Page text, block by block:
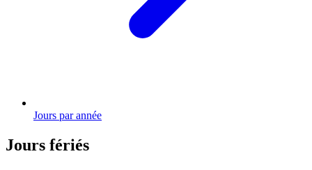
Jours par année
Jours fériés